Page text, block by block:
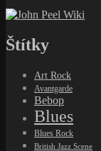
Štítky
Art Rock
Avantgarde
Bebop
Blues
Blues Rock
British Jazz Scene